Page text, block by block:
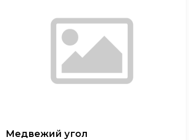
Медвежий угол